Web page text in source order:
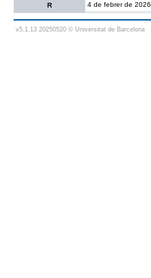
R 4 de febrer de 2026.
v5.1.13 20250520 © Universitat de Barcelona